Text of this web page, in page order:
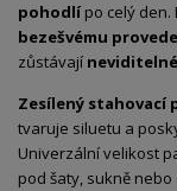
pohodlípo celý den.
bezešvému
zůstávají neviditelné
Zesílený stahovací
tvaruje siluetu a
Univerzálnívelikost
pod šaty, sukně nebo